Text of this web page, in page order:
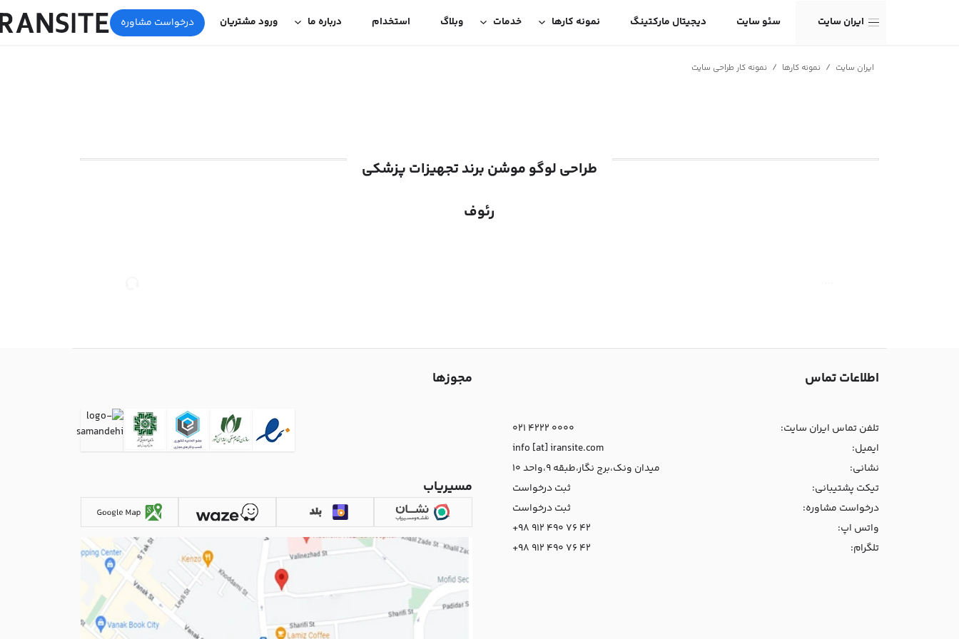
ایران سایت سئو سایت دیجیتال مارکتینگ نمونه کارها خدمات وبلاگ استخدام درباره ما ورود مشتریان درخواست مشاوره
ایران سایت / نمونه کارها / نمونه کار طراحی سایت
طراحی لوگو موشن برند تجهیزات پزشکی
رئوف
اطلاعات تماس
تلفن تماس ایران سایت:
021 4222 0000
ایمیل:
info [at] iransite.com
نشانی:
میدان ونک،برج نگار،طبقه 9،واحد 10
تیکت پشتیبانی:
ثبت درخواست
درخواست مشاوره:
ثبت درخواست
واتس اپ:
+98 912 490 76 42
تلگرام:
+98 912 490 76 42
مجوزها
مسیریاب